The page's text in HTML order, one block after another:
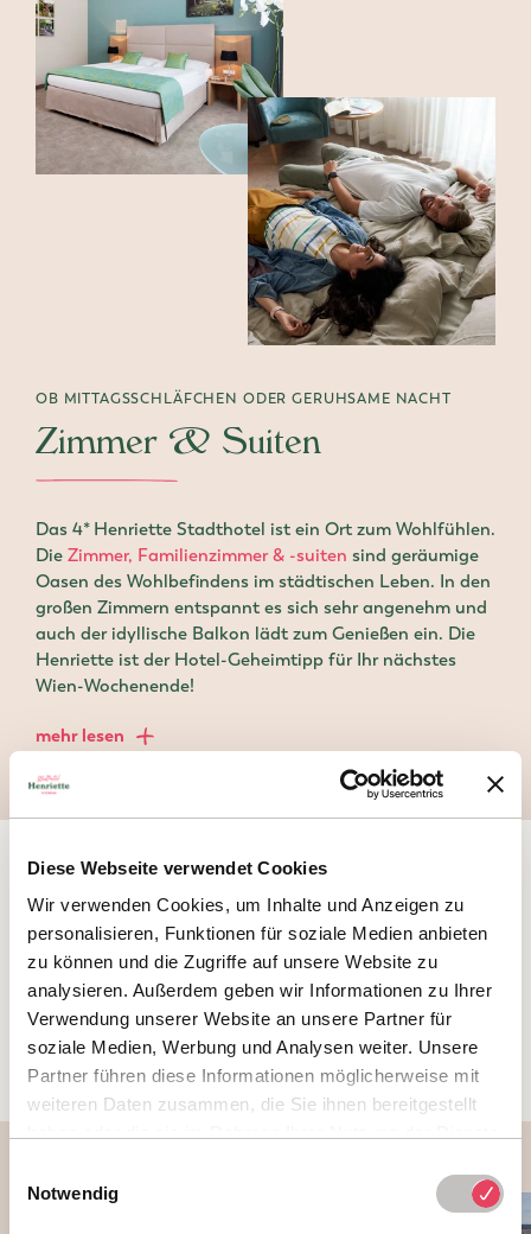
Diese Webseite verwendet Cookies
Wir verwenden Cookies, um Inhalte und Anzeigen zu
personalisieren, Funktionen für soziale Medien anbieten
zu können und die Zugriffe auf unsere Website zu
analysieren. Außerdem geben wir Informationen zu Ihrer
Verwendung unserer Website an unsere Partner für
soziale Medien, Werbung und Analysen weiter. Unsere
Partner führen diese Informationen möglicherweise mit
weiteren Daten zusammen, die Sie ihnen bereitgestellt
Notwendig
OB MITTAGSSCHLÄFCHEN ODER GERUHSAME NACHT
Zimmer & Suiten
Das 4* Henriette Stadthotel ist ein Ort zum Wohlfühlen.
Die Zimmer, Familienzimmer & -suiten sind geräumige
Oasen des Wohlbefindens im städtischen Leben. In den
großen Zimmern entspannt es sich sehr angenehm und
auch der idyllische Balkon lädt zum Genießen ein. Die
Henriette ist der Hotel-Geheimtipp für Ihr nächstes
Wien-Wochenende!
mehr lesen
„Das macht uns glücklich: ein gutes Leben für
alle! Und das ist es, was wir auch unseren
Gästen bei ihrer Städtereise nach Wien geben
möchten!“
Georg Pastuszyn & Verena Brandtner-Pastuszyn